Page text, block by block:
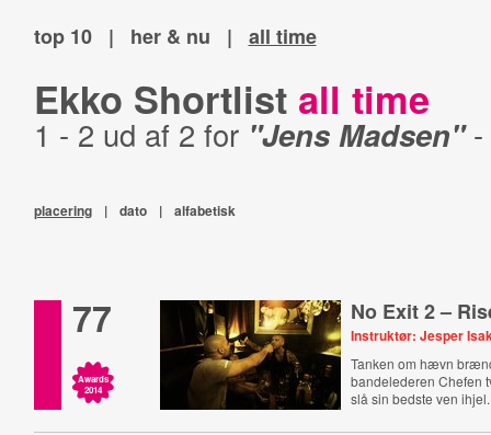
top 10 | her & nu | all time
Ekko Shortlist all time
1 - 2 ud af 2 for "Jens Madsen"-
placering | dato | alfabetisk
77
Awards
2014
No Exit 2 –
Instruktør: Jesper
Tanken om hævn
bandelederen Chefen
slå sin bedste ven ihjel.